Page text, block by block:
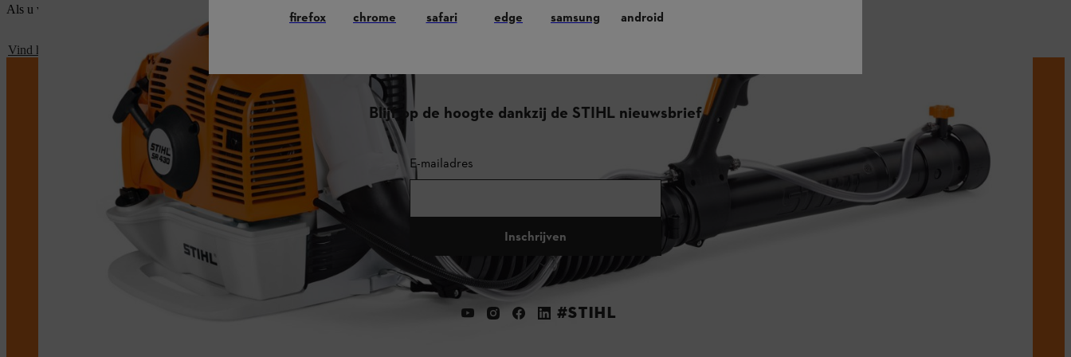
Als u vragen heeft, aarzel dan niet om contact op te nemen met uw STIHL dealer.
Vind hier uw lokale STIHL dealer
Blijf op de hoogte dankzij de STIHL nieuwsbrief
E-mailadres
Inschrijven
#STIHL
firefox chrome safari edge samsung android